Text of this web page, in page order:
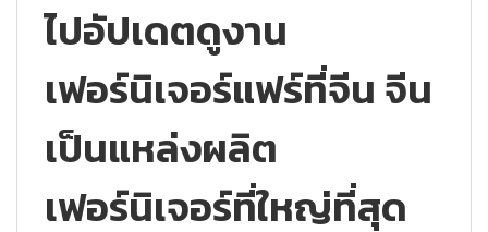
ไปอัปเดตดูงาน
เฟอร์นิเจอร์แฟร์ที่จีน จีน
เป็นแหล่งผลิต
เฟอร์นิเจอร์ที่ใหญ่ที่สุด